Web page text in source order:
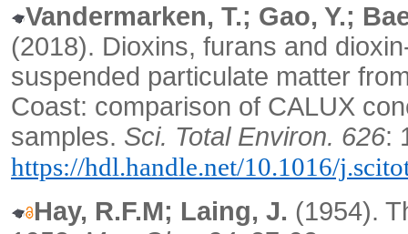
Vandermarken, T.; Gao, Y.;
(2018). Dioxins, furans and
suspended particulate matter
Coast: comparison of CALUX
samples. Sci. Total Environ. 626:
https://hdl.handle.net/10.1016/
Hay, R.F.M; Laing, J. (1954).